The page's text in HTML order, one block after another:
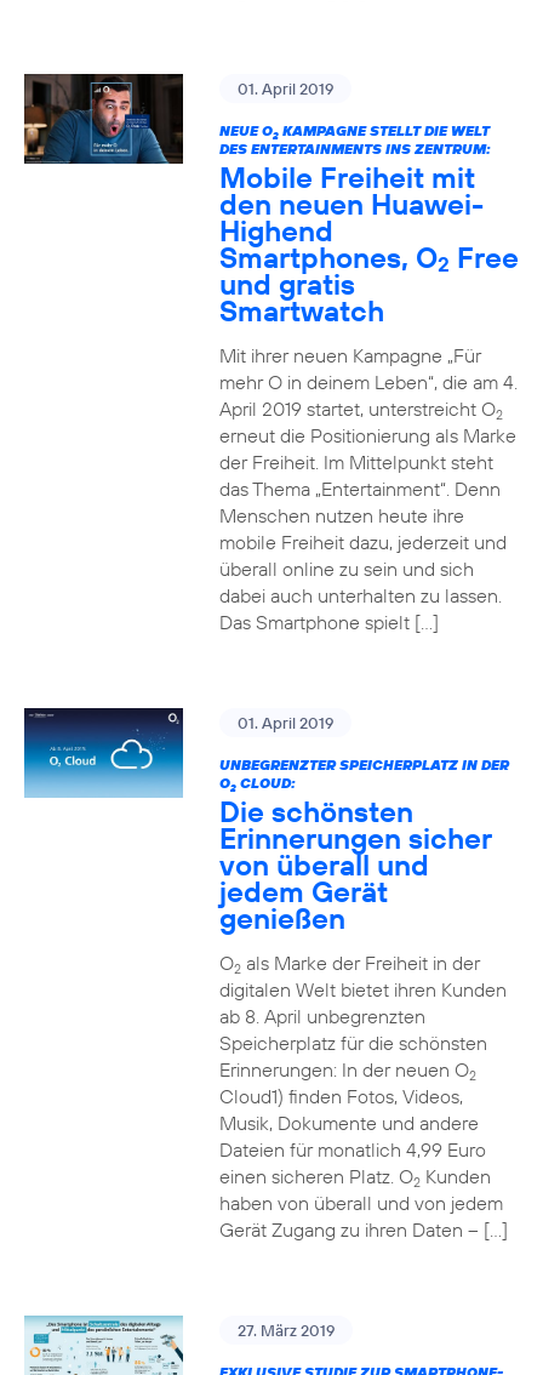
01. April 2019
NEUE O2KAMPAGNE STELLT DIE WELT
DES ENTERTAINMENTS INS ZENTRUM:
Mobile Freiheit mit
den neuen Huawei-
Highend
Smartphones, O2 Free
und gratis
Smartwatch
Mit ihrer neuen Kampagne „Für
mehr O in deinem Leben“, die am 4.
April 2019 startet, unterstreicht O2
erneut die Positionierung als Marke
der Freiheit. Im Mittelpunkt steht
das Thema „Entertainment“. Denn
Menschen nutzen heute ihre
mobile Freiheit dazu, jederzeit und
überall online zu sein und sich
dabei auch unterhalten zu lassen.
Das Smartphone spielt […]
01. April 2019
UNBEGRENZTER SPEICHERPLATZ IN DER
O2CLOUD:
Die schönsten
Erinnerungen sicher
von überall und
jedem Gerät
genießen
O2als Marke der Freiheit in der
digitalen Welt bietet ihren Kunden
ab 8. April unbegrenzten
Speicherplatz für die schönsten
Erinnerungen: In der neuen O2
Cloud1) finden Fotos, Videos,
Musik, Dokumente und andere
Dateien für monatlich 4,99 Euro
einen sicheren Platz. O2Kunden
haben von überall und von jedem
Gerät Zugang zu ihren Daten – […]
27. März 2019